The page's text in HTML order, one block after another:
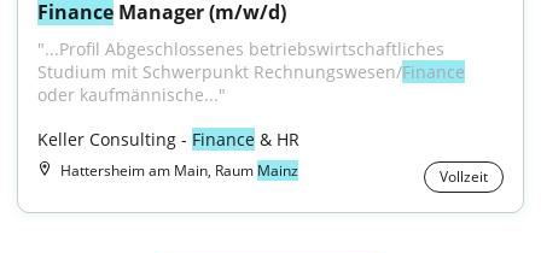
Finance Manager (m/w/d)
"...Profil Abgeschlossenes betriebswirtschaftliches
Studium mit Schwerpunkt Rechnungswesen/Finance
oder kaufmännische..."
Keller Consulting - Finance & HR
Hattersheim am Main, Raum Mainz Vollzeit